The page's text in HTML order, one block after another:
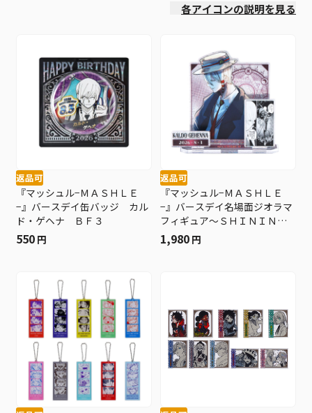
各アイコンの説明を見る
返品可
『マッシュル−ＭＡＳＨＬＥ
−』バースデイ缶バッジ カル
ド・ゲヘナ ＢＦ３
550 円
返品可
『マッシュル−ＭＡＳＨＬＥ
−』バースデイ名場面ジオラマ
フィギュア～ＳＨＩＮＩＮＧ
～ カルド・ゲヘナ ＢＦ３
1,980 円